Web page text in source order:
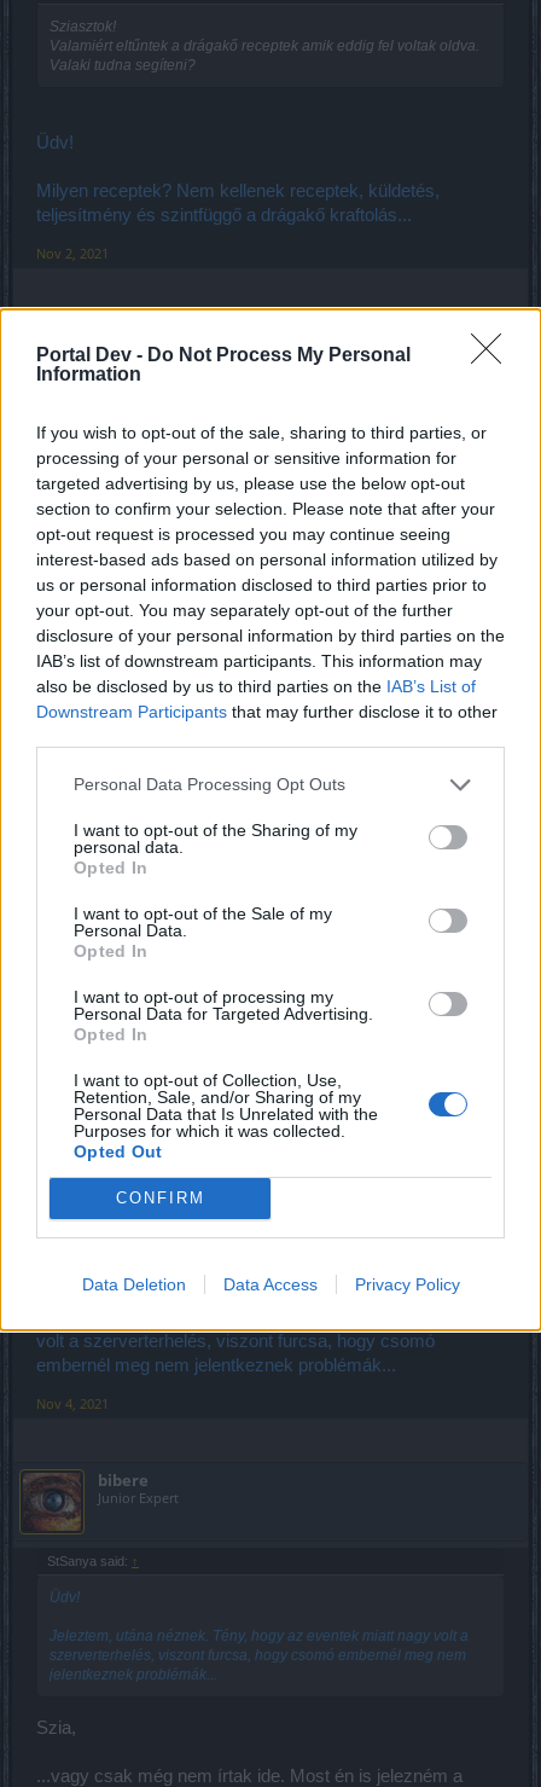
Portal Dev - Do Not Process My Personal
Information
If you wish to opt-out of the sale, sharing to third parties, or
processing of your personal or sensitive information for
targeted advertising by us, please use the below opt-out
section to confirm your selection. Please note that after your
opt-out request is processed you may continue seeing
interest-based ads based on personal information utilized by
us or personal information disclosed to third parties prior to
your opt-out. You may separately opt-out of the further
disclosure of your personal information by third parties on the
IAB’s list of downstream participants. This information may
also be disclosed by us to third parties on the IAB’s List of
Downstream Participants that may further disclose it to other
Personal Data Processing Opt Outs
I want to opt-out of the Sharing of my
personal data.
Opted In
I want to opt-out of the Sale of my
Personal Data.
Opted In
I want to opt-out of processing my
Personal Data for Targeted Advertising.
Opted In
I want to opt-out of Collection, Use,
Retention, Sale, and/or Sharing of my
Personal Data that Is Unrelated with the
Purposes for which it was collected.
Opted Out
CONFIRM
Data Deletion Data Access Privacy Policy
Sziasztok!
Valamiért eltűntek a drágakő receptek amik eddig fel voltak oldva.
Valaki tudna segíteni?
Üdv!
Milyen receptek? Nem kellenek receptek, küldetés,
teljesítmény és szintfüggő a drágakő kraftolás...
Nov 2, 2021
Forum Apprentice
kiprobáltam mobil nettel is és másik gépen is. ugyanaz a
helyzet. szóval a gond nem nálam van. jelenteni kéne, hogy
csináljanak egy gyors karbantartást, mert így
játszhatatlanok az eventek.
Nov 2, 2021
Elnegro93
Forum Greenhorn
Hali. Látom van hasonló poszt, szóval én is jelezném, hogy
3 este nagy az ms. Dob össze-vissza... Nem csak engem,
hanem több klántársamat is. Egy karbi tényleg nem lenne
Forum Baron
jelenteném, hogy nagyom magas a késés 60-80 ms. direkt
kiprobáltam mobil nettel is és másik gépen is. ugyanaz a helyzet.
szóval a gond nem nálam van. jelenteni kéne, hogy csináljanak
Elnegro93 said: ↑
Hali. Látom van hasonló poszt, szóval én is jelezném, hogy 3 este
klántársamat is. Egy karbi tényleg nem lenne rossz ötlet.
volt a szerverterhelés, viszont furcsa, hogy csomó
embernél meg nem jelentkeznek problémák...
Nov 4, 2021
bibere
Junior Expert
StSanya said: ↑
Üdv!
Jeleztem, utána néznek. Tény, hogy az eventek miatt nagy volt a
szerverterhelés, viszont furcsa, hogy csomó embernél meg nem
jelentkeznek problémák...
Szia,
...vagy csak még nem írtak ide. Most én is jelezném a